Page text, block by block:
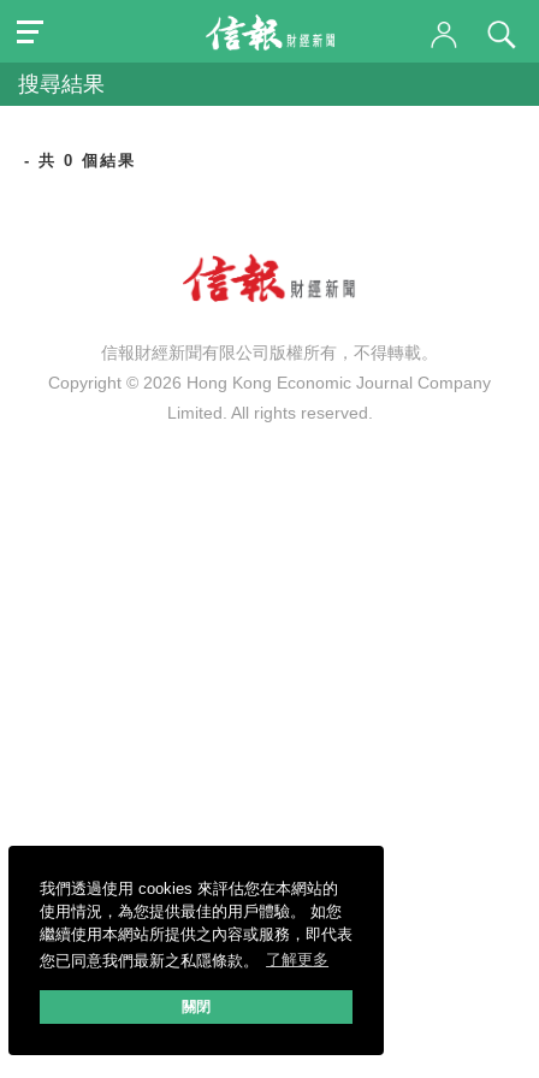
我們透過使用 cookies 來評估您在本網站的
使用情況，為您提供最佳的用戶體驗。 如您
繼續使用本網站所提供之內容或服務，即代表
您已同意我們最新之私隱條款。
了解更多
關閉
搜尋結果
- 共 0 個結果
信報財經新聞有限公司版權所有，不得轉載。
Copyright © 2026 Hong Kong Economic Journal Company
Limited. All rights reserved.